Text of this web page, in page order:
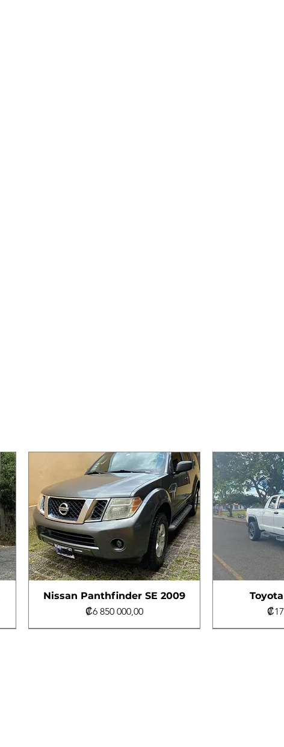
Nissan Panthfinder SE 2009
Precio
₡6 850 000,00